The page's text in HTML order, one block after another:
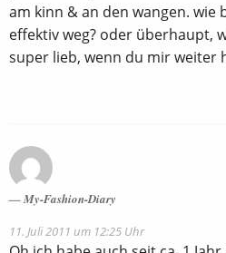
am kinn & an den wangen. wie
effektiv weg? oder überhaupt,
super lieb, wenn du mir weiter
My-Fashion-Diary
11. Juli 2011 um 12:25 Uhr